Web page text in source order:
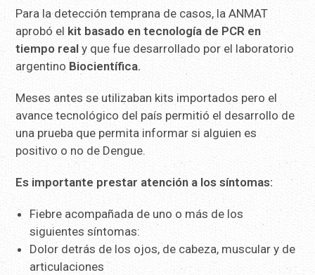
Para la detección temprana de casos, la ANMAT
aprobó el kit basado en tecnología de PCR en
tiempo real y que fue desarrollado por el laboratorio
argentino Biocientífica.
Meses antes se utilizaban kits importados pero el
avance tecnológico del país permitió el desarrollo de
una prueba que permita informar si alguien es
positivo o no de Dengue.
Es importante prestar atención a los síntomas:
Fiebre acompañada de uno o más de los
siguientes síntomas:
Dolor detrás de los ojos, de cabeza, muscular y de
articulaciones